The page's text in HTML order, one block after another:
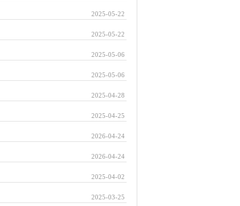
2025-05-22
2025-05-22
2025-05-06
2025-05-06
2025-04-28
2025-04-25
2026-04-24
2026-04-24
2025-04-02
2025-03-25